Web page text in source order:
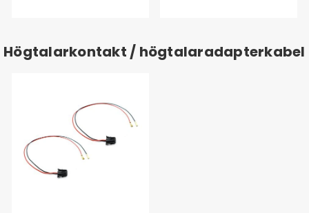
Högtalarkontakt / högtalaradapterkabel